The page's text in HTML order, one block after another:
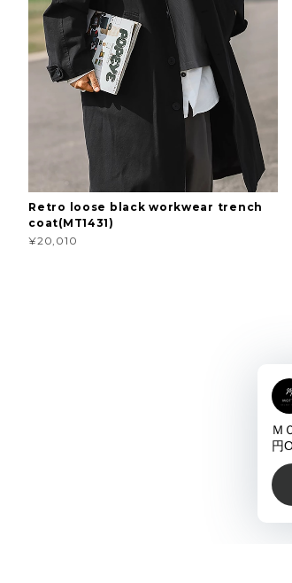
Retro loose black workwear trench
coat(MT1431)
¥20,010